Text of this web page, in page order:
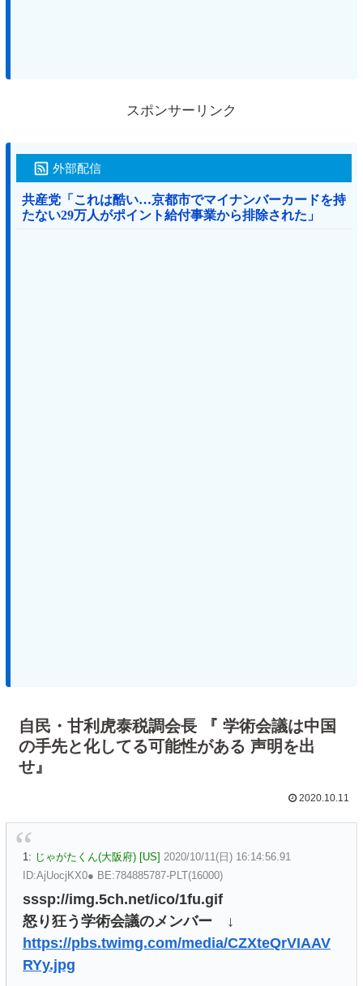
スポンサーリンク
外部配信
共産党「これは酷い…京都市でマイナンバーカードを持
たない29万人がポイント給付事業から排除された」
自民・甘利虎泰税調会長 『 学術会議は中国
の手先と化してる可能性がある 声明を出
せ』
2020.10.11
1: じゃがたくん(大阪府) [US] 2020/10/11(日) 16:14:56.91
ID:AjUocjKX0● BE:784885787-PLT(16000)
sssp://img.5ch.net/ico/1fu.gif
怒り狂う学術会議のメンバー ↓
https://pbs.twimg.com/media/CZXteQrVIAAV
RYy.jpg